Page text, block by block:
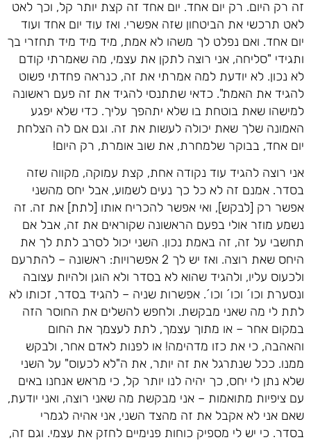
זה רק היום. רק יום אחד. יום אחד זה קצת יותר קל, וכך לאט
לאט תרכשי את הביטחון שזה אפשרי. ואז עוד יום אחד ועוד
יום אחד. ואם נפלט לך משהו לא אמת, מיד מיד מיד תחזרי בך
ותגידי "סליחה, אני רוצה לתקן את עצמי, מה שאמרתי קודם
לא נכון. לא יודעת למה אמרתי את זה, כנראה פחדתי פשוט
להגיד את האמת". כדאי שתתנסי להגיד את זה פעם ראשונה
למישהו שאת בוטחת בו שלא יתהפך עליך. כדי שלא יפגע
האמונה שלך שאת יכולה לעשות את זה. וגם אם לה הצלחת
יום אחד, בבוקר שלמחרת, את שוב אומרת, רק היום!
אני רוצה להגיד עוד נקודה אחת, קצת עמוקה, מקווה שזה
בסדר. אמנם זה לא כל כך נעים לשמוע, אבל יחס מהשני
אפשר רק [לבקש], ואי אפשר להכריח אותו [לתת] את זה. זה
נשמע מוזר אולי בפעם הראשונה שקוראים את זה, אבל אם
תחשבי על זה, זה באמת נכון. השני יכול לסרב לתת לך את
היחס שאת רוצה. ואז יש לך 2 אפשרויות: ראשונה – להתרעם
ולכעוס עליו, ולהגיד שהוא לא בסדר ולא הוגן ולהיות עצובה
ונסערת וכו´ וכו´ וכו´. אפשרות שניה – להגיד בסדר, זכותו לא
לתת לי מה שאני מבקשת. ולחפש להשלים את החוסר הזה
במקום אחר – או מתוך עצמך, לתת לעצמך את החום
והאהבה, כי את כזו מדהימה! או לפנות לאדם אחר, ולבקש
ממנו. ככל שנתרגל את זה יותר, את ה"לא לכעוס" על השני
שלא נתן לי יחס, כך יהיה לנו יותר קל, כי מראש אנחנו באים
עם ציפיות מתואמות – אני מבקשת מה שאני רוצה, ואני יודעת,
שאם אני לא אקבל את זה מהצד השני, אני אהיה לגמרי
בסדר. כי יש לי מספיק כוחות פנימיים לחזק את עצמי. וגם זה,